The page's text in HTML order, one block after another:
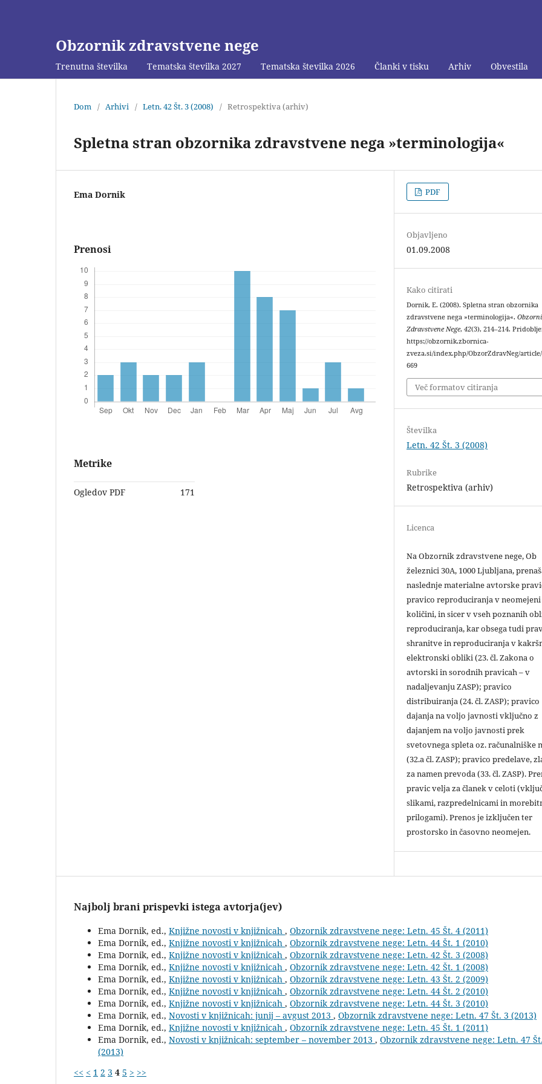
Obzornik zdravstvene nege
Trenutna številka Tematska številka 2027 Tematska številka 2026 Članki v tisku Arhiv Obvestila
Dom / Arhivi / Letn. 42 Št. 3 (2008) / Retrospektiva (arhiv)
Spletna stran obzornika zdravstvene nega »terminologija«
Ema Dornik
Prenosi
Metrike
Ogledov PDF 171
PDF
Objavljeno
01.09.2008
Kako citirati
Dornik, E. (2008). Spletna stran obzornika
zdravstvene nega »terminologija«.
Zdravstvene Nege,42(3), 214–214.
https://obzornik.zbornica-
zveza.si/index.php/ObzorZdravNeg/
669
Več formatov citiranja
Številka
Letn. 42 Št. 3 (2008)
Rubrike
Retrospektiva (arhiv)
Licenca
Na Obzornik zdravstvene nege, Ob
železnici 30A, 1000 Ljubljana,
naslednje materialne avtorske
pravico reproduciranja v neomejeni
količini, in sicer v vseh poznanih
reproduciranja, kar obsega tudi
shranitve in reproduciranja v
elektronski obliki (23. čl. Zakona o
avtorski in sorodnih pravicah – v
nadaljevanju ZASP); pravico
distribuiranja (24. čl. ZASP); pravico
dajanja na voljo javnosti vključno z
dajanjem na voljo javnosti prek
svetovnega spleta oz. računalniške
(32.a čl. ZASP); pravico predelave,
za namen prevoda (33. čl. ZASP).
pravic velja za članek v celoti
slikami, razpredelnicami in
prilogami). Prenos je izključen ter
prostorsko in časovno neomejen.
Najbolj brani prispevki istega avtorja(jev)
Ema Dornik, ed., Knjižne novosti v knjižnicah , Obzornik zdravstvene nege: Letn. 45 Št. 4 (2011)
Ema Dornik, ed., Knjižne novosti v knjižnicah , Obzornik zdravstvene nege: Letn. 44 Št. 1 (2010)
Ema Dornik, ed., Knjižne novosti v knjižnicah , Obzornik zdravstvene nege: Letn. 42 Št. 3 (2008)
Ema Dornik, ed., Knjižne novosti v knjižnicah , Obzornik zdravstvene nege: Letn. 42 Št. 1 (2008)
Ema Dornik, ed., Knjižne novosti v knjižnicah , Obzornik zdravstvene nege: Letn. 43 Št. 2 (2009)
Ema Dornik, ed., Knjižne novosti v knjižnicah , Obzornik zdravstvene nege: Letn. 44 Št. 2 (2010)
Ema Dornik, ed., Knjižne novosti v knjižnicah , Obzornik zdravstvene nege: Letn. 44 Št. 3 (2010)
Ema Dornik, ed., Novosti v knjižnicah: junij – avgust 2013 , Obzornik zdravstvene nege: Letn. 47 Št. 3 (2013)
Ema Dornik, ed., Knjižne novosti v knjižnicah , Obzornik zdravstvene nege: Letn. 45 Št. 1 (2011)
Ema Dornik, ed., Novosti v knjižnicah: september – november 2013 , Obzornik zdravstvene nege: Letn. 47
(2013)
<< < 1 2 3 4 5 > >>